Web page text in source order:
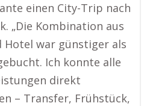
einen City-Trip nach
„Die Kombination aus
Hotel war günstiger als
Ich konnte alle
direkt
– Transfer, Frühstück,